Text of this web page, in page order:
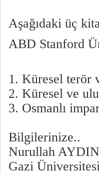
Aşağıdaki üç
ABD Stanford
1. Küresel terör
2. Küresel ve
3. Osmanlı
Bilgilerinize..
Nurullah AYDIN
Gazi